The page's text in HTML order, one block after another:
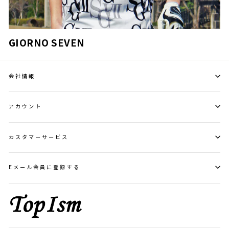
GIORNO SEVEN
会社情報
アカウント
カスタマーサービス
Eメール会員に登録する